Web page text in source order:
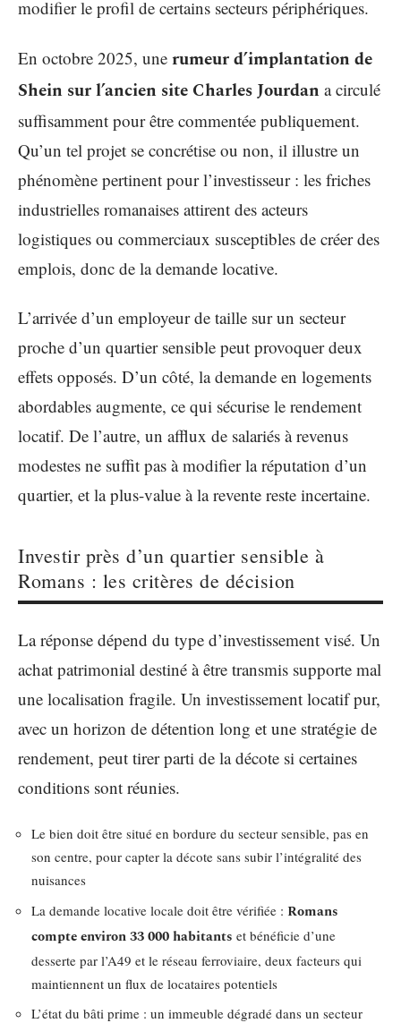
modifier le profil de certains secteurs périphériques.
En octobre 2025, une rumeur d’implantation de
Shein sur l’ancien site Charles Jourdan a circulé
suffisamment pour être commentée publiquement.
Qu’un tel projet se concrétise ou non, il illustre un
phénomène pertinent pour l’investisseur : les friches
industrielles romanaises attirent des acteurs
logistiques ou commerciaux susceptibles de créer des
emplois, donc de la demande locative.
L’arrivée d’un employeur de taille sur un secteur
proche d’un quartier sensible peut provoquer deux
effets opposés. D’un côté, la demande en logements
abordables augmente, ce qui sécurise le rendement
locatif. De l’autre, un afflux de salariés à revenus
modestes ne suffit pas à modifier la réputation d’un
quartier, et la plus-value à la revente reste incertaine.
Investir près d’un quartier sensible à
Romans : les critères de décision
La réponse dépend du type d’investissement visé. Un
achat patrimonial destiné à être transmis supporte mal
une localisation fragile. Un investissement locatif pur,
avec un horizon de détention long et une stratégie de
rendement, peut tirer parti de la décote si certaines
conditions sont réunies.
Le bien doit être situé en bordure du secteur sensible, pas en
son centre, pour capter la décote sans subir l’intégralité des
nuisances
La demande locative locale doit être vérifiée : Romans
compte environ 33 000 habitants et bénéficie d’une
desserte par l’A49 et le réseau ferroviaire, deux facteurs qui
maintiennent un flux de locataires potentiels
L’état du bâti prime : un immeuble dégradé dans un secteur